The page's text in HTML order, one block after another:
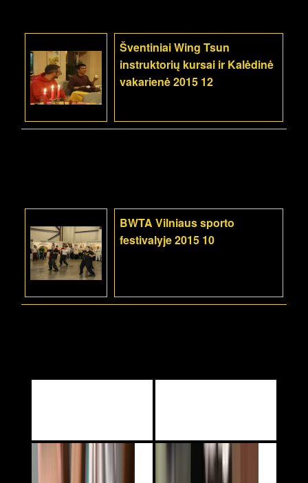
Šventiniai Wing Tsun
instruktorių kursai ir Kalėdinė
vakarienė 2015 12
BWTA Vilniaus sporto
festivalyje 2015 10